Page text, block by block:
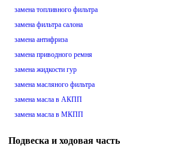
замена топливного фильтра
замена фильтра салона
замена антифриза
замена приводного ремня
замена жидкости гур
замена масляного фильтра
замена масла в АКПП
замена масла в МКПП
Подвеска и ходовая часть